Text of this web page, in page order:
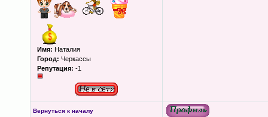
Имя: Наталия
Город: Черкассы
Репутация: -1
Вернуться к началу